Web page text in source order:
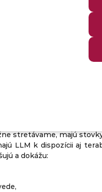
že má veľké
ktoré dokáže
a súvislo.
parametrov a
LLM rozpoznať a
má, tým je jeho
stretávame, majú
LLM k dispozícii aj
a dokážu: